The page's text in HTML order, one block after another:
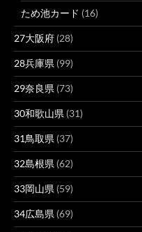
ため池カード (16)
27大阪府 (28)
28兵庫県 (99)
29奈良県 (73)
30和歌山県 (31)
31鳥取県 (37)
32島根県 (62)
33岡山県 (59)
34広島県 (69)